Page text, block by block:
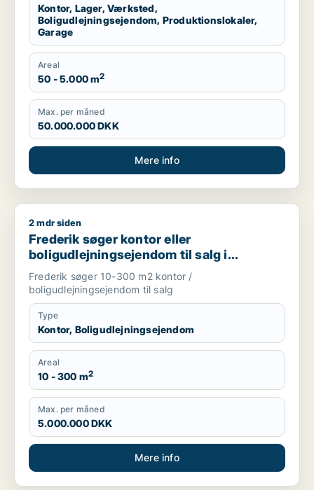
Kontor, Lager, Værksted,
Boligudlejningsejendom, Produktionslokaler,
Garage
Areal
50 - 5.000 m2
Max. per måned
50.000.000 DKK
Mere info
Frederik søger kontor eller boligudlejningsejendom til salg i
2 mdr siden
Frederik søger kontor eller
boligudlejningsejendom til salg i
København K, Vesterbro eller
Frederiksberg m.fl.
Frederik søger 10-300 m2 kontor /
boligudlejningsejendom til salg
Type
Kontor, Boligudlejningsejendom
Areal
10 - 300 m2
Max. per måned
5.000.000 DKK
Mere info